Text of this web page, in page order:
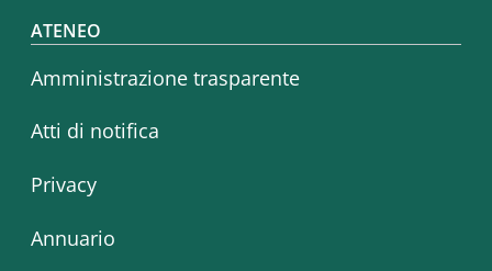
Footer menu
ATENEO
Amministrazione trasparente
Atti di notifica
Privacy
Annuario